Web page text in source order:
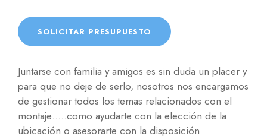
SOLICITAR PRESUPUESTO
Juntarse con familia y amigos es sin duda un placer y
para que no deje de serlo, nosotros nos encargamos
de gestionar todos los temas relacionados con el
montaje…..como ayudarte con la elección de la
ubicación o asesorarte con la disposición